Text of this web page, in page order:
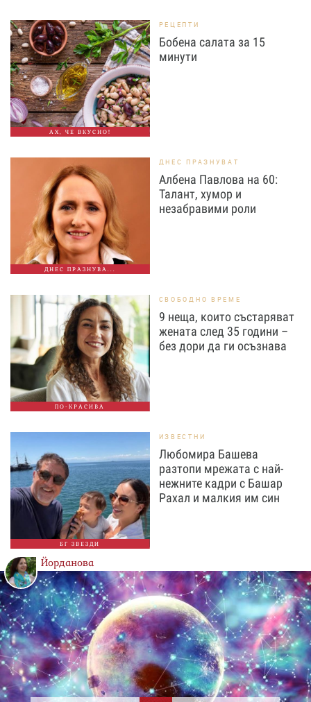
АХ, ЧЕ ВКУСНО!
РЕЦЕПТИ
Бобена салата за 15
минути
ДНЕС ПРАЗНУВА...
ДНЕС ПРАЗНУВАТ
Албена Павлова на 60:
Талант, хумор и
незабравими роли
ПО-КРАСИВА
СВОБОДНО ВРЕМЕ
9 неща, които състаряват
жената след 35 години –
без дори да ги осъзнава
БГ ЗВЕЗДИ
ИЗВЕСТНИ
Любомира Башева
разтопи мрежата с най-
нежните кадри с Башар
Рахал и малкия им син
Йорданова